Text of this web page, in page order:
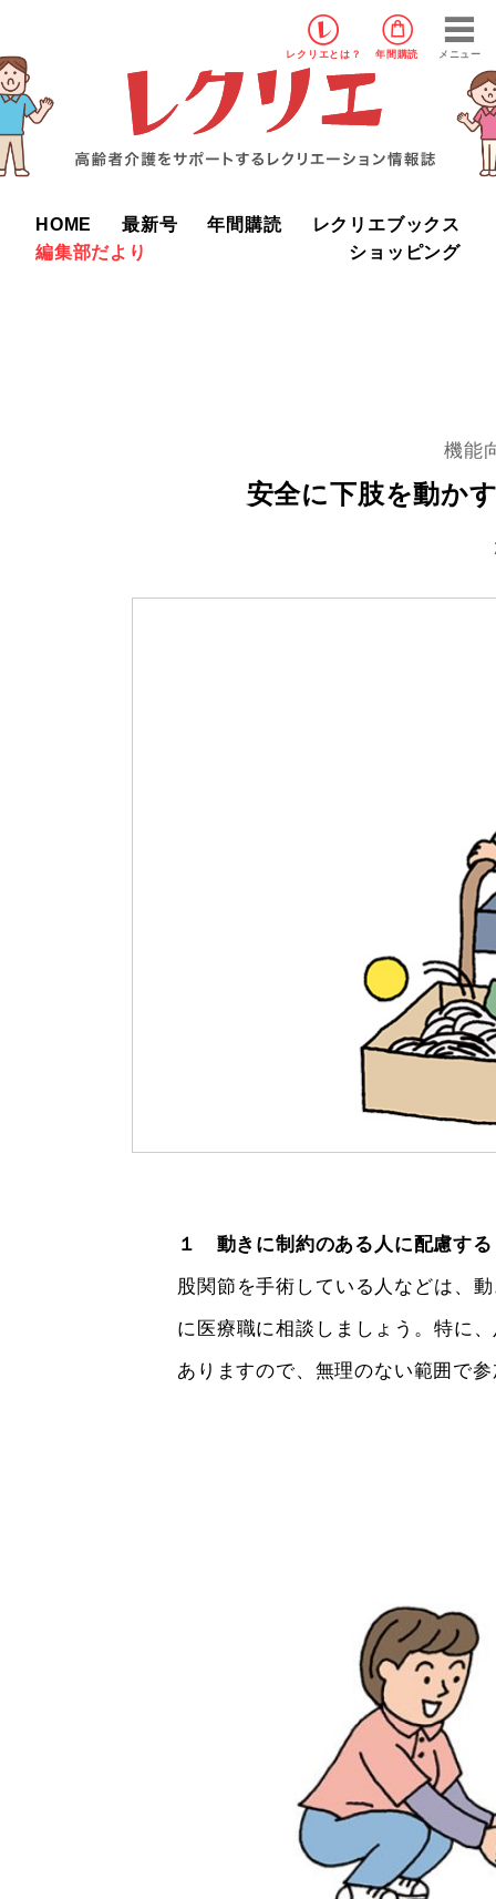
レクリエ とは？ 年間購読 メニュー
HOME 最新号 年間購読
レクリエブックス
編集部だより
ショッピング
機能
安全に下肢を動か
１ 動きに制約のある人に配慮する
股関節を手術している人などは、
に医療職に相談しましょう。特に
ありますので、無理のない範囲で